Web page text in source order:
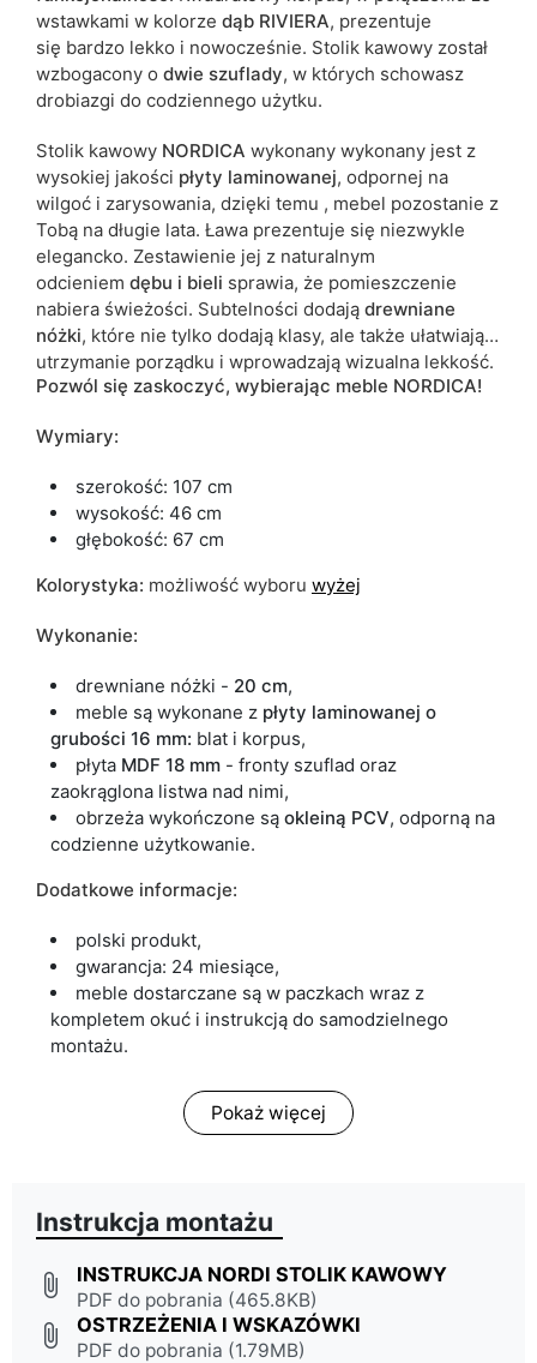
wstawkami w kolorze dąb RIVIERA, prezentuje
się bardzo lekko i nowocześnie. Stolik kawowy został
wzbogacony o dwie szuflady, w których schowasz
drobiazgi do codziennego użytku.
Stolik kawowy NORDICA wykonany wykonany jest z
wysokiej jakości płyty laminowanej, odpornej na
wilgoć i zarysowania, dzięki temu , mebel pozostanie z
Tobą na długie lata. Ława prezentuje się niezwykle
elegancko. Zestawienie jej z naturalnym
odcieniem dębu i bieli sprawia, że pomieszczenie
nabiera świeżości. Subtelności dodają drewniane
nóżki, które nie tylko dodają klasy, ale także ułatwiają
utrzymanie porządku i wprowadzają wizualna lekkość.
Pozwól się zaskoczyć, wybierając meble NORDICA!
Wymiary:
szerokość: 107 cm
wysokość: 46 cm
głębokość: 67 cm
Kolorystyka: możliwość wyboru wyżej
Wykonanie:
drewniane nóżki - 20 cm,
meble są wykonane z płyty laminowanej o
grubości 16 mm: blat i korpus,
płyta MDF 18 mm - fronty szuflad oraz
zaokrąglona listwa nad nimi,
obrzeża wykończone są okleiną PCV, odporną na
codzienne użytkowanie.
Dodatkowe informacje:
polski produkt,
gwarancja: 24 miesiące,
meble dostarczane są w paczkach wraz z
kompletem okuć i instrukcją do samodzielnego
montażu.
Pokaż więcej
Instrukcja montażu
attach_file INSTRUKCJA NORDI STOLIK KAWOWY
PDF do pobrania (465.8KB)
attach_file OSTRZEŻENIA I WSKAZÓWKI
PDF do pobrania (1.79MB)